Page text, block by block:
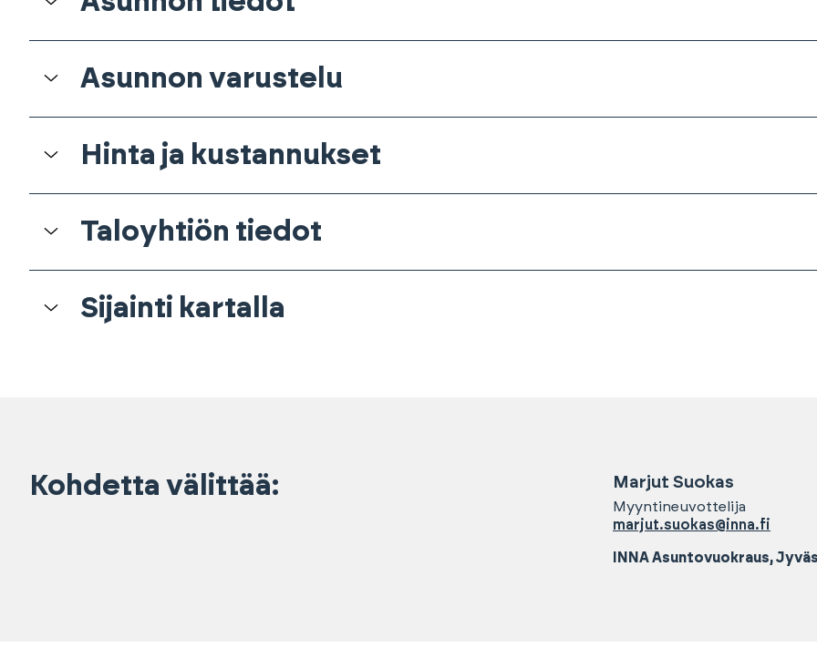
Asunnon varustelu
Hinta ja kustannukset
Taloyhtiön tiedot
Sijainti kartalla
Kohdetta välittää: Marjut Suokas
Myyntineuvottelija
marjut.suokas@inna.fi
INNA Asuntovuokraus,